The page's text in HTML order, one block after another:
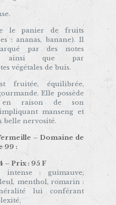
le panier de fruits
: ananas, banane). Il
par des notes
ainsi que par
végétales de buis.
fruitée, équilibrée,
Elle possède
en raison de son
manseng et
belle nervosité.
– Domaine de
99 :
– Prix : 95 F
intense : guimauve,
menthol, romarin :
lui conférant